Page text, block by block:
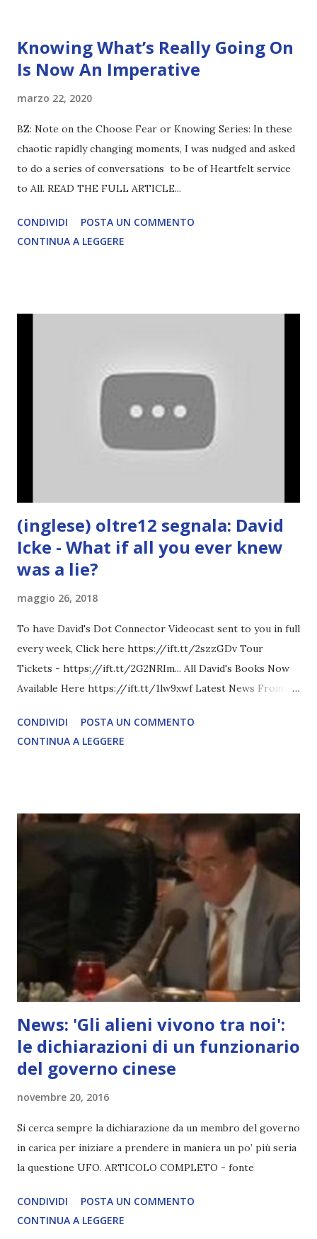
Knowing What’s Really Going On
Is Now An Imperative
marzo 22, 2020
BZ: Note on the Choose Fear or Knowing Series: In these
chaotic rapidly changing moments, I was nudged and asked
to do a series of conversations to be of Heartfelt service
to All. READ THE FULL ARTICLE...
CONDIVIDI
POSTA UN COMMENTO
CONTINUA A LEGGERE
(inglese) oltre12 segnala: David
Icke - What if all you ever knew
was a lie?
maggio 26, 2018
To have David's Dot Connector Videocast sent to you in full
every week, Click here https://ift.tt/2szzGDv Tour
Tickets - https://ift.tt/2G2NRIm... All David's Books Now
Available Here https://ift.tt/1lw9xwf Latest News From
COMPLETO - fonte
CONDIVIDI
POSTA UN COMMENTO
CONTINUA A LEGGERE
News: 'Gli alieni vivono tra noi':
le dichiarazioni di un funzionario
del governo cinese
novembre 20, 2016
Si cerca sempre la dichiarazione da un membro del governo
in carica per iniziare a prendere in maniera un po’ più seria
la questione UFO. ARTICOLO COMPLETO - fonte
CONDIVIDI
POSTA UN COMMENTO
CONTINUA A LEGGERE